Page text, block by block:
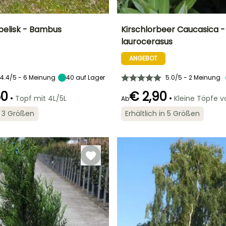
Winterhärte
- Bambus
4.4/5 - 6 Meinung 40 auf Lager
• Topf mit 4L/5L
Größen
4 m
Blütezeit
Geeigneter
Zeitraum für die
Februar für Mai,
September für
November
Kirschlorbeer Caucasica -
laurocerasus
ANGEBOT
5.0/5 - 2 Meinung
Ab€ 2,90 • Kleine Töpfe
Erhältlich in 5 Größen